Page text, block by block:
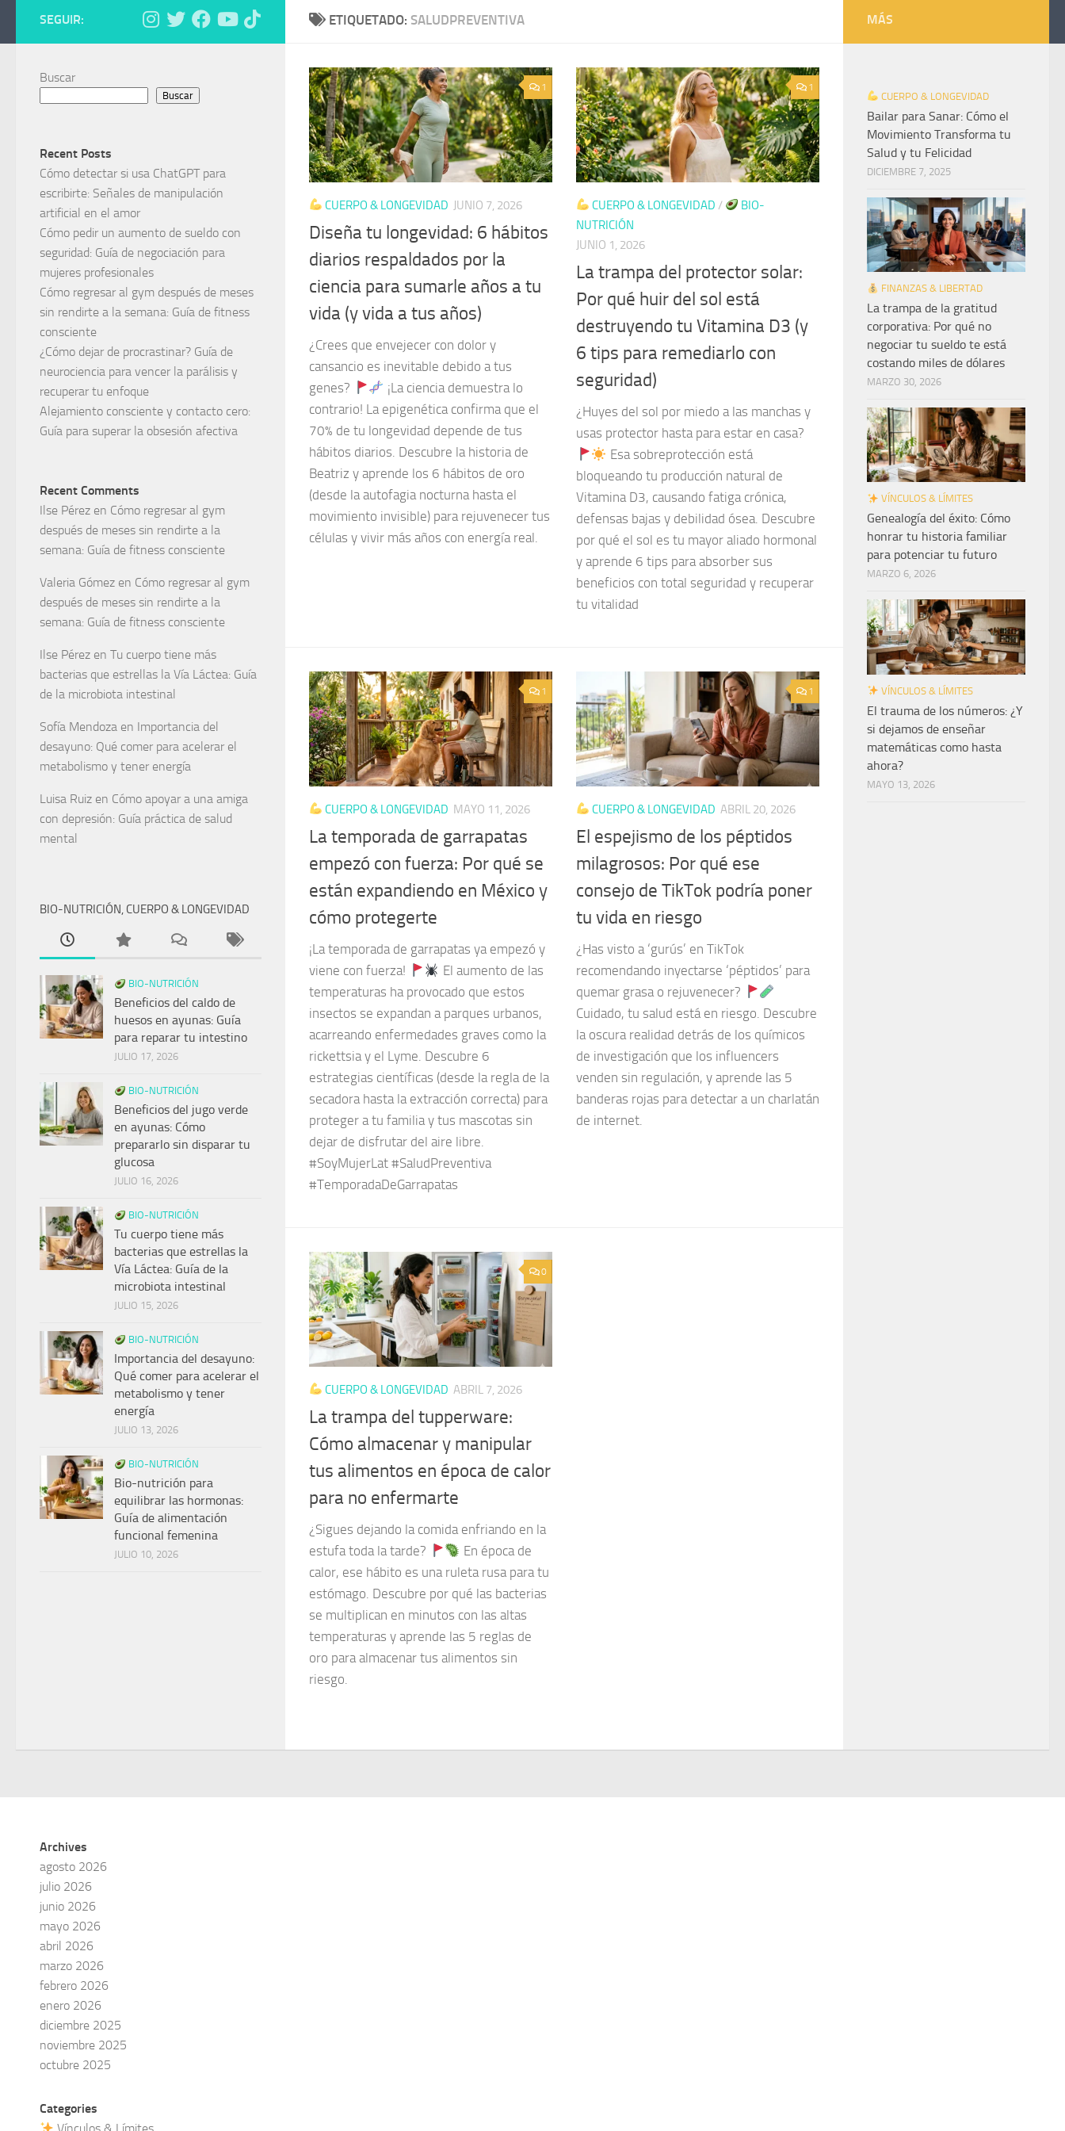
ETIQUETADO: SALUDPREVENTIVA
1
CUERPO & LONGEVIDAD JUNIO 7, 2026
Diseña tu longevidad: 6 hábitos
diarios respaldados por la
ciencia para sumarle años a tu
vida (y vida a tus años)
¿Crees que envejecer con dolor y
cansancio es inevitable debido a tus
genes?
¡La ciencia demuestra lo
contrario! La epigenética confirma que el
70% de tu longevidad depende de tus
hábitos diarios. Descubre la historia de
Beatriz y aprende los 6 hábitos de oro
(desde la autofagia nocturna hasta el
movimiento invisible) para rejuvenecer tus
células y vivir más años con energía real.
1
CUERPO & LONGEVIDAD /
BIO-
NUTRICIÓN
JUNIO 1, 2026
La trampa del protector solar:
Por qué huir del sol está
destruyendo tu Vitamina D3 (y
6 tips para remediarlo con
seguridad)
¿Huyes del sol por miedo a las manchas y
usas protector hasta para estar en casa?
Esa sobreprotección está
bloqueando tu producción natural de
Vitamina D3, causando fatiga crónica,
defensas bajas y debilidad ósea. Descubre
por qué el sol es tu mayor aliado hormonal
y aprende 6 tips para absorber sus
beneficios con total seguridad y recuperar
tu vitalidad
1
CUERPO & LONGEVIDAD MAYO 11, 2026
La temporada de garrapatas
empezó con fuerza: Por qué se
están expandiendo en México y
cómo protegerte
¡La temporada de garrapatas ya empezó y
viene con fuerza!
El aumento de las
temperaturas ha provocado que estos
insectos se expandan a parques urbanos,
acarreando enfermedades graves como la
rickettsia y el Lyme. Descubre 6
estrategias científicas (desde la regla de la
secadora hasta la extracción correcta) para
proteger a tu familia y tus mascotas sin
dejar de disfrutar del aire libre.
#SoyMujerLat #SaludPreventiva
#TemporadaDeGarrapatas
1
CUERPO & LONGEVIDAD ABRIL 20, 2026
El espejismo de los péptidos
milagrosos: Por qué ese
consejo de TikTok podría poner
tu vida en riesgo
¿Has visto a ‘gurús’ en TikTok
recomendando inyectarse ‘péptidos’ para
quemar grasa o rejuvenecer?
Cuidado, tu salud está en riesgo. Descubre
la oscura realidad detrás de los químicos
de investigación que los influencers
venden sin regulación, y aprende las 5
banderas rojas para detectar a un charlatán
de internet.
0
CUERPO & LONGEVIDAD ABRIL 7, 2026
La trampa del tupperware:
Cómo almacenar y manipular
tus alimentos en época de calor
para no enfermarte
¿Sigues dejando la comida enfriando en la
estufa toda la tarde?
En época de
calor, ese hábito es una ruleta rusa para tu
estómago. Descubre por qué las bacterias
se multiplican en minutos con las altas
temperaturas y aprende las 5 reglas de
oro para almacenar tus alimentos sin
riesgo.
SEGUIR:
Buscar
Buscar
Recent Posts
Cómo detectar si usa ChatGPT para
escribirte: Señales de manipulación
artificial en el amor
Cómo pedir un aumento de sueldo con
seguridad: Guía de negociación para
mujeres profesionales
Cómo regresar al gym después de meses
sin rendirte a la semana: Guía de fitness
consciente
¿Cómo dejar de procrastinar? Guía de
neurociencia para vencer la parálisis y
recuperar tu enfoque
Alejamiento consciente y contacto cero:
Guía para superar la obsesión afectiva
Recent Comments
Ilse Pérez en Cómo regresar al gym
después de meses sin rendirte a la
semana: Guía de fitness consciente
Valeria Gómez en Cómo regresar al gym
después de meses sin rendirte a la
semana: Guía de fitness consciente
Ilse Pérez en Tu cuerpo tiene más
bacterias que estrellas la Vía Láctea: Guía
de la microbiota intestinal
Sofía Mendoza en Importancia del
desayuno: Qué comer para acelerar el
metabolismo y tener energía
Luisa Ruiz en Cómo apoyar a una amiga
con depresión: Guía práctica de salud
mental
BIO-NUTRICIÓN, CUERPO & LONGEVIDAD
BIO-NUTRICIÓN
Beneficios del caldo de
huesos en ayunas: Guía
para reparar tu intestino
JULIO 17, 2026
BIO-NUTRICIÓN
Beneficios del jugo verde
en ayunas: Cómo
prepararlo sin disparar tu
glucosa
JULIO 16, 2026
BIO-NUTRICIÓN
Tu cuerpo tiene más
bacterias que estrellas la
Vía Láctea: Guía de la
microbiota intestinal
JULIO 15, 2026
BIO-NUTRICIÓN
Importancia del desayuno:
Qué comer para acelerar el
metabolismo y tener
energía
JULIO 13, 2026
BIO-NUTRICIÓN
Bio-nutrición para
equilibrar las hormonas:
Guía de alimentación
funcional femenina
JULIO 10, 2026
MÁS
CUERPO & LONGEVIDAD
Bailar para Sanar: Cómo el
Movimiento Transforma tu
Salud y tu Felicidad
DICIEMBRE 7, 2025
FINANZAS & LIBERTAD
La trampa de la gratitud
corporativa: Por qué no
negociar tu sueldo te está
costando miles de dólares
MARZO 30, 2026
VÍNCULOS & LÍMITES
Genealogía del éxito: Cómo
honrar tu historia familiar
para potenciar tu futuro
MARZO 6, 2026
VÍNCULOS & LÍMITES
El trauma de los números: ¿Y
si dejamos de enseñar
matemáticas como hasta
ahora?
MAYO 13, 2026
Archives
agosto 2026
julio 2026
junio 2026
mayo 2026
abril 2026
marzo 2026
febrero 2026
enero 2026
diciembre 2025
noviembre 2025
octubre 2025
Categories